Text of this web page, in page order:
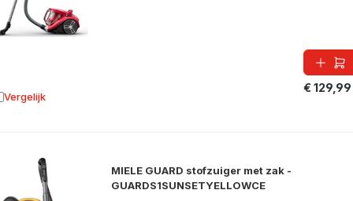
€ 129,99
Vergelijk aan vergelijking
MIELE GUARD stofzuiger met zak -
GUARDS1SUNSETYELLOWCE